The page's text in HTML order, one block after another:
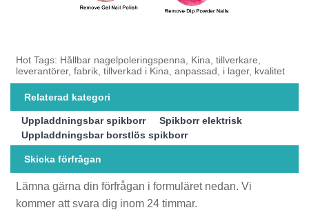
Hot Tags: Hållbar nagelpoleringspenna, Kina, tillverkare,
leverantörer, fabrik, tillverkad i Kina, anpassad, i lager, kvalitet
Relaterad kategori
Uppladdningsbar spikborr
Spikborr elektrisk
Uppladdningsbar borstlös spikborr
Skicka förfrågan
Lämna gärna din förfrågan i formuläret nedan. Vi
kommer att svara dig inom 24 timmar.